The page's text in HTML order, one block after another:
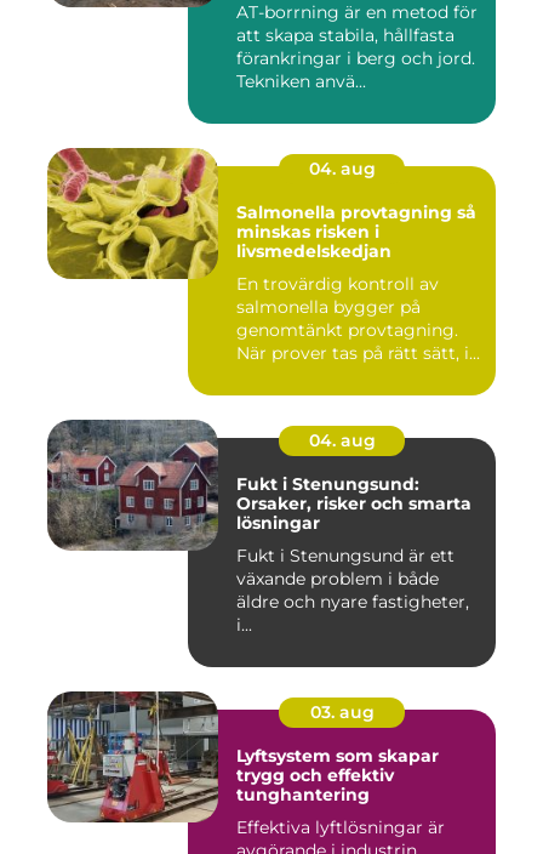
AT-borrning är en metod för
att skapa stabila, hållfasta
förankringar i berg och jord.
Tekniken anvä...
04. aug
Salmonella provtagning så
minskas risken i
livsmedelskedjan
En trovärdig kontroll av
salmonella bygger på
genomtänkt provtagning.
När prover tas på rätt sätt, i...
04. aug
Fukt i Stenungsund:
Orsaker, risker och smarta
lösningar
Fukt i Stenungsund är ett
växande problem i både
äldre och nyare fastigheter,
i...
03. aug
Lyftsystem som skapar
trygg och effektiv
tunghantering
Effektiva lyftlösningar är